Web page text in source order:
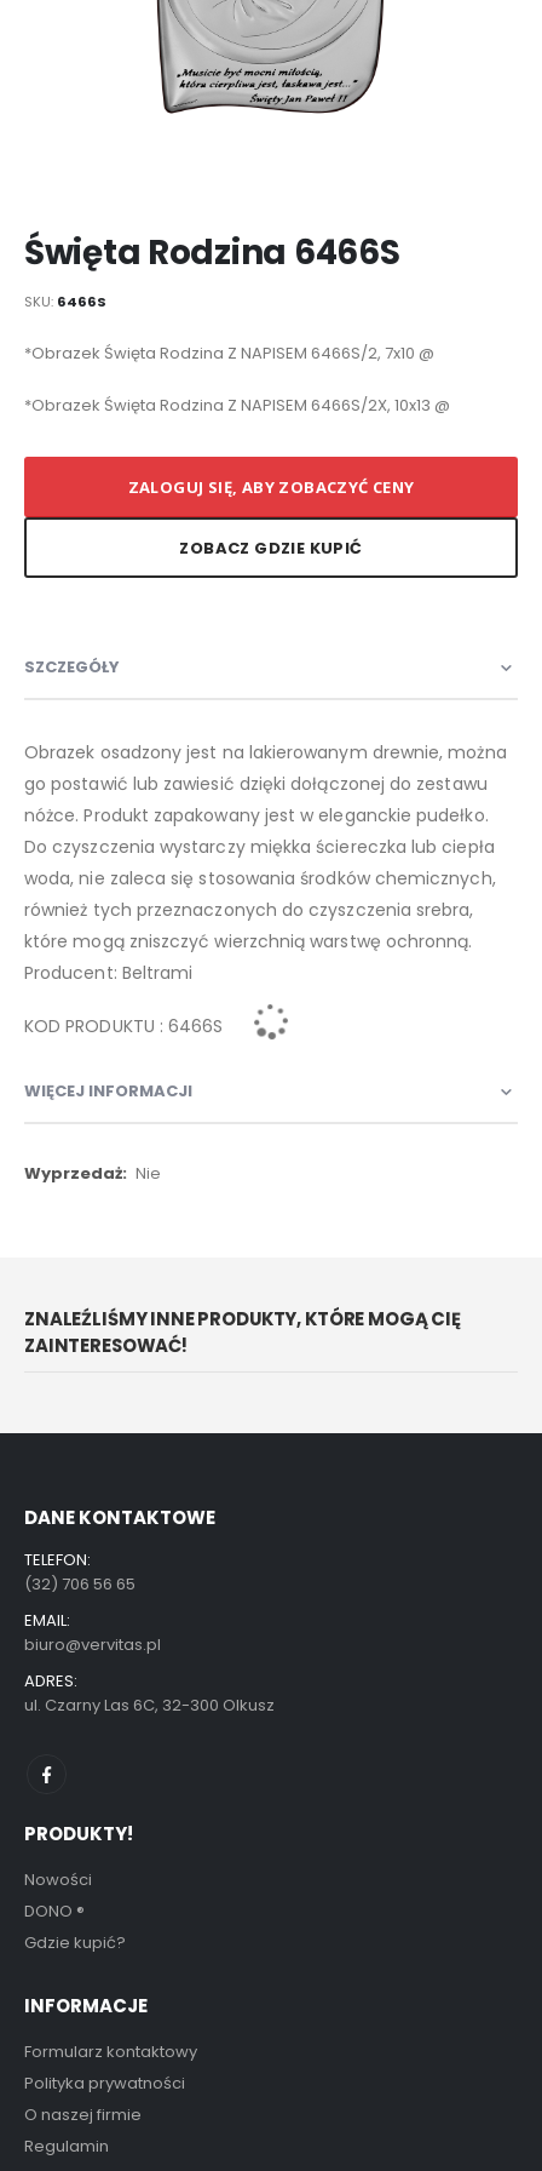
na
początek
galerii
Święta Rodzina 6466S
SKU 6466S
Elementy
grupowanych
*Obrazek Święta Rodzina Z NAPISEM 6466S/2, 7x10 @
*Obrazek Święta Rodzina Z NAPISEM 6466S/2X, 10x13 @
ZALOGUJ SIĘ, ABY ZOBACZYĆ CENY
ZOBACZ GDZIE KUPIĆ
SZCZEGÓŁY
Obrazek osadzony jest na lakierowanym drewnie, można
go postawić lub zawiesić dzięki dołączonej do zestawu
nóżce. Produkt zapakowany jest w eleganckie pudełko.
Do czyszczenia wystarczy miękka ściereczka lub ciepła
woda, nie zaleca się stosowania środków chemicznych,
również tych przeznaczonych do czyszczenia srebra,
które mogą zniszczyć wierzchnią warstwę ochronną.
Producent: Beltrami
KOD PRODUKTU : 6466S
WIĘCEJ INFORMACJI
Więcej
Nie
ZNALEŹLIŚMY INNE PRODUKTY, KTÓRE MOGĄ CIĘ
ZAINTERESOWAĆ!
DANE KONTAKTOWE
TELEFON:
(32) 706 56 65
EMAIL:
biuro@vervitas.pl
ADRES:
ul. Czarny Las 6C, 32-300 Olkusz
PRODUKTY!
Nowości
DONO ®
Gdzie kupić?
INFORMACJE
Formularz kontaktowy
Polityka prywatności
O naszej firmie
Regulamin